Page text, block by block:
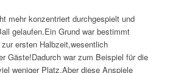
mehr konzentriert durchgespielt und
gelaufen.Ein Grund war bestimmt
ersten Halbzeit,wesentlich
Gäste!Dadurch war zum Beispiel für die
weniger Platz.Aber diese Anspiele